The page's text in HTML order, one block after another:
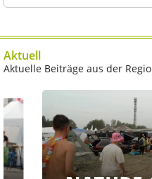
Aktuell
Aktuelle Beiträge aus der